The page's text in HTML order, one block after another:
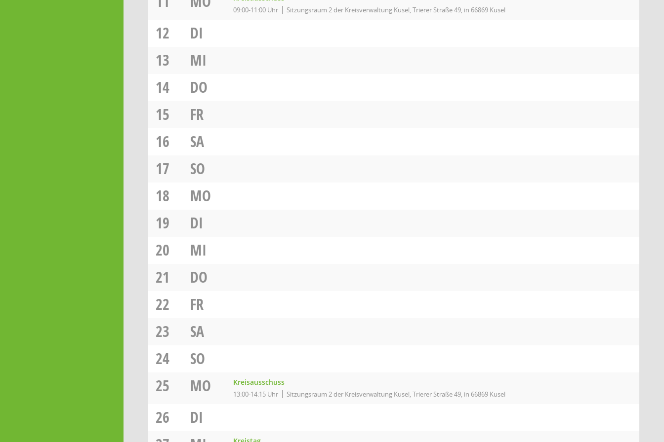
09:00-11:00 Uhr Sitzungsraum 2 der Kreisverwaltung Kusel, Trierer Straße 49, in 66869 Kusel
12
DI
13
MI
14
DO
15
FR
16
SA
17
SO
18
MO
19
DI
20
MI
21
DO
22
FR
23
SA
24
SO
25
MO Kreisausschuss
13:00-14:15 Uhr Sitzungsraum 2 der Kreisverwaltung Kusel, Trierer Straße 49, in 66869 Kusel
26
DI